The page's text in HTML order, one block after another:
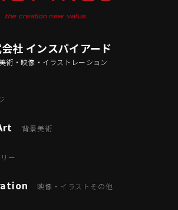
the creation new value.
社 インスパイアード
術・映像・イラストレーション
背景美術
ー
映像・イラストその他